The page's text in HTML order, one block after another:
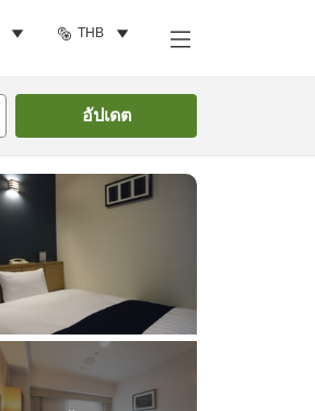
THB
อัปเดต
ค้นหาห้องพัก